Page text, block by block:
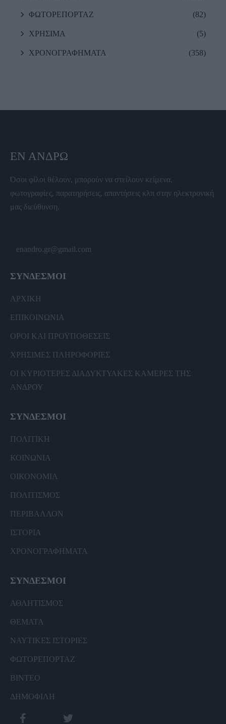
ΦΩΤΟΡΕΠΟΡΤΑΖ (82)
ΧΡΗΣΙΜΑ (5)
ΧΡΟΝΟΓΡΑΦΗΜΑΤΑ (358)
ΕΝ ΆΝΔΡΩ
Όσοι φίλοι θέλουν, μπορούν να στείλουν κείμενα,
φωτογραφίες, παρατηρήσεις, απαντήσεις κλπ στην ηλεκτρονική
μας διεύθυνση.
enandro.gr@gmail.com
ΣΥΝΔΕΣΜΟΙ
ΑΡΧΙΚΗ
ΕΠΙΚΟΙΝΩΝΙΑ
ΟΡΟΙ ΚΑΙ ΠΡΟΫΠΟΘΕΣΕΙΣ
ΧΡΗΣΙΜΕΣ ΠΛΗΡΟΦΟΡΙΕΣ
ΟΙ ΚΥΡΙΟΤΕΡΕΣ ΔΙΑΔΥΚΤΥΑΚΕΣ ΚΑΜΕΡΕΣ ΤΗΣ
ΑΝΔΡΟΥ
ΣΥΝΔΕΣΜΟΙ
ΠΟΛΙΤΙΚΗ
ΚΟΙΝΩΝΙΑ
ΟΙΚΟΝΟΜΙΑ
ΠΟΛΙΤΙΣΜΟΣ
ΠΕΡΙΒΑΛΛΟΝ
ΙΣΤΟΡΙΑ
ΧΡΟΝΟΓΡΑΦΗΜΑΤΑ
ΣΥΝΔΕΣΜΟΙ
ΑΘΛΗΤΙΣΜΟΣ
ΘΕΜΑΤΑ
ΝΑΥΤΙΚΕΣ ΙΣΤΟΡΙΕΣ
ΦΩΤΟΡΕΠΟΡΤΑΖ
ΒΙΝΤΕΟ
ΔΗΜΟΦΙΛΗ